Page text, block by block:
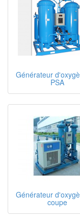
Générateur
PSA
Générateur
coupe